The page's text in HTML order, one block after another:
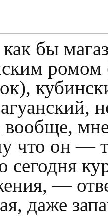
бы
ромом
вообще,
что он —
сегодня
—
даже